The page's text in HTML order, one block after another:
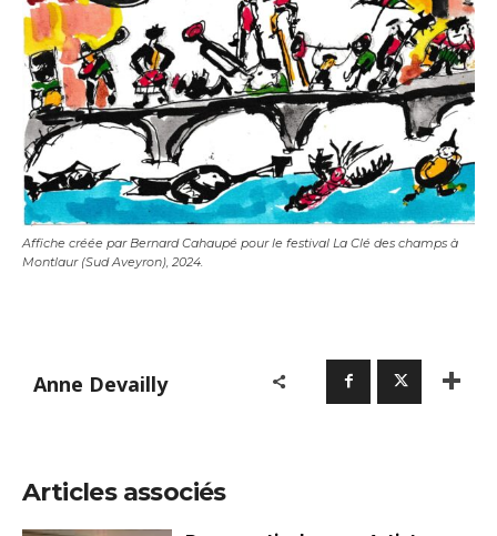
Affiche créée par Bernard Cahaupé pour le festival La Clé des champs à
Montlaur (Sud Aveyron), 2024.
Anne Devailly
Articles associés